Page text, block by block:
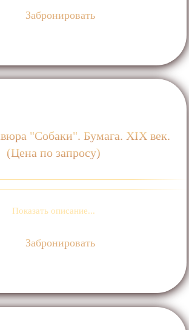
Забронировать
"Собаки". Бумага. ХIХ век.
(Цена по запросу)
Показать описание...
Забронировать